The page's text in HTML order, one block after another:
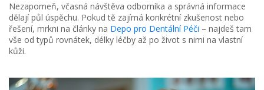
Nezapomeň, včasná návštěva odborníka a správná informace
dělají půl úspěchu. Pokud tě zajímá konkrétní zkušenost nebo
řešení, mrkni na články na Depo pro Dentální Péči – najdeš tam
vše od typů rovnátek, délky léčby až po život s nimi na vlastní
kůži.